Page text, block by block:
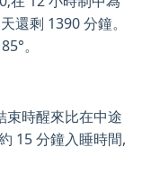
還剩 1390 分鐘。
。
束時醒來比在中途
15 分鐘入睡時間,